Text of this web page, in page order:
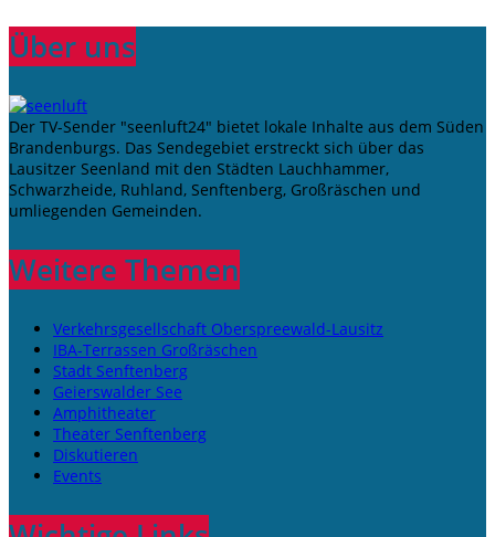
Über uns
Der TV-Sender "seenluft24" bietet lokale Inhalte aus dem Süden
Brandenburgs. Das Sendegebiet erstreckt sich über das
Lausitzer Seenland mit den Städten Lauchhammer,
Schwarzheide, Ruhland, Senftenberg, Großräschen und
umliegenden Gemeinden.
Weitere Themen
Verkehrsgesellschaft Oberspreewald-Lausitz
IBA-Terrassen Großräschen
Stadt Senftenberg
Geierswalder See
Amphitheater
Theater Senftenberg
Diskutieren
Events